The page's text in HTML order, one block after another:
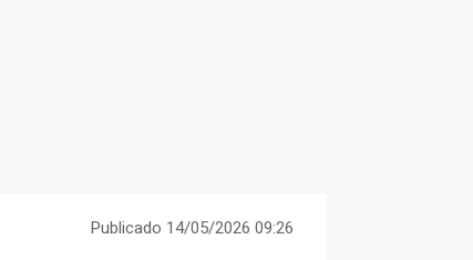
Publicado 14/05/2026 09:26